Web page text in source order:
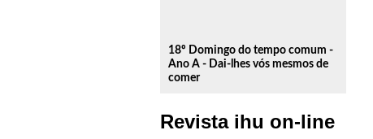
18º Domingo do tempo comum -
Ano A - Dai-lhes vós mesmos de
comer
Revista ihu on-line